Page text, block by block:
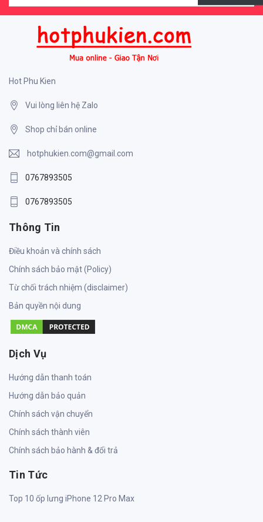
Hot Phu Kien
Vui lòng liên hệ Zalo
Shop chỉ bán online
hotphukien.com@gmail.com
0767893505
0767893505
Thông Tin
Điều khoản và chính sách
Chính sách bảo mật (Policy)
Từ chối trách nhiệm (disclaimer)
Bản quyền nội dung
Dịch Vụ
Hướng dẫn thanh toán
Hướng dẫn bảo quản
Chính sách vận chuyển
Chính sách thành viên
Chính sách bảo hành & đổi trả
Tin Tức
Top 10 ốp lưng iPhone 12 Pro Max